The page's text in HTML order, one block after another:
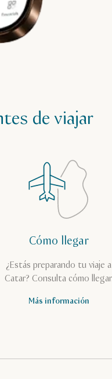
de viajar
Cómo llegar
¿Estás preparando tu viaje a
Catar? Consulta cómo
Más información